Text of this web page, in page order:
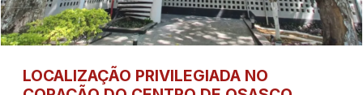
LOCALIZAÇÃO PRIVILEGIADA NO